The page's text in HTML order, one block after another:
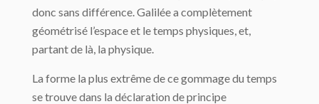
donc sans diffé­rence. Galilée a complètement
géométrisé l’espace et le temps physiques, et,
partant de là, la physique.
La forme la plus extrême de ce gommage du temps
se trouve dans la déclaration de principe